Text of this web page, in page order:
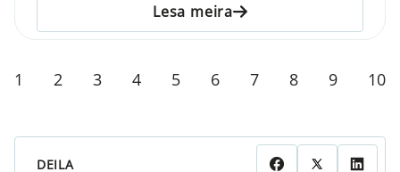
Lesa meira
1 2 3 4 5 6 7 8 9 10
DEILA